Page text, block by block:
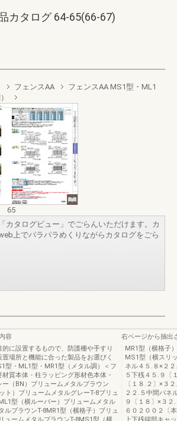
カタログ 64-65(66-67)
フェンスAA
フェンスAA MS1型・ML1
65
カタログビュー」でごらんいただけます。カ
上でパラパラめくりながらカタログをごら
容
に設置するもので、防護柵や手すり
場所と機能に合った製品をお選びく
型・ML1型・MR1型（メタル調）＜フ
質本体・柱ラッピング形材色本体・
（BN）ブリュームメタルブラウン
ト）ブリュームメタルグレーT-8ブリュ
型（横ルーバー）ブリュームメタル
ルブラウンT-8MR1型（横格子）ブリュ
ュームメタルブラウンT-8MS1型（横
右ページから抽出
MR1型（横格子
MS1型（横スリ
ネル４５.８×２
５下桟４５.９〔
〔１８.２〕×３
２２.５中間パネ
９〔１８〕×３２
６０２００２〔
上下桟端部キャ